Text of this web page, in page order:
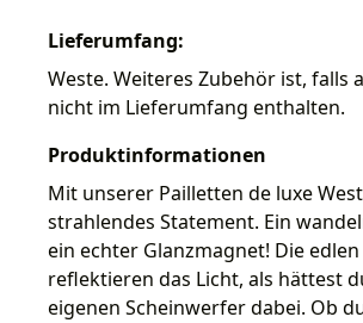
Lieferumfang:
Weste. Weiteres Zubehör ist, falls
nicht im Lieferumfang enthalten.
Produktinformationen
Mit unserer Pailletten de luxe
strahlendes Statement. Ein
ein echter Glanzmagnet! Die
reflektieren das Licht, als hättest
eigenen Scheinwerfer dabei. Ob